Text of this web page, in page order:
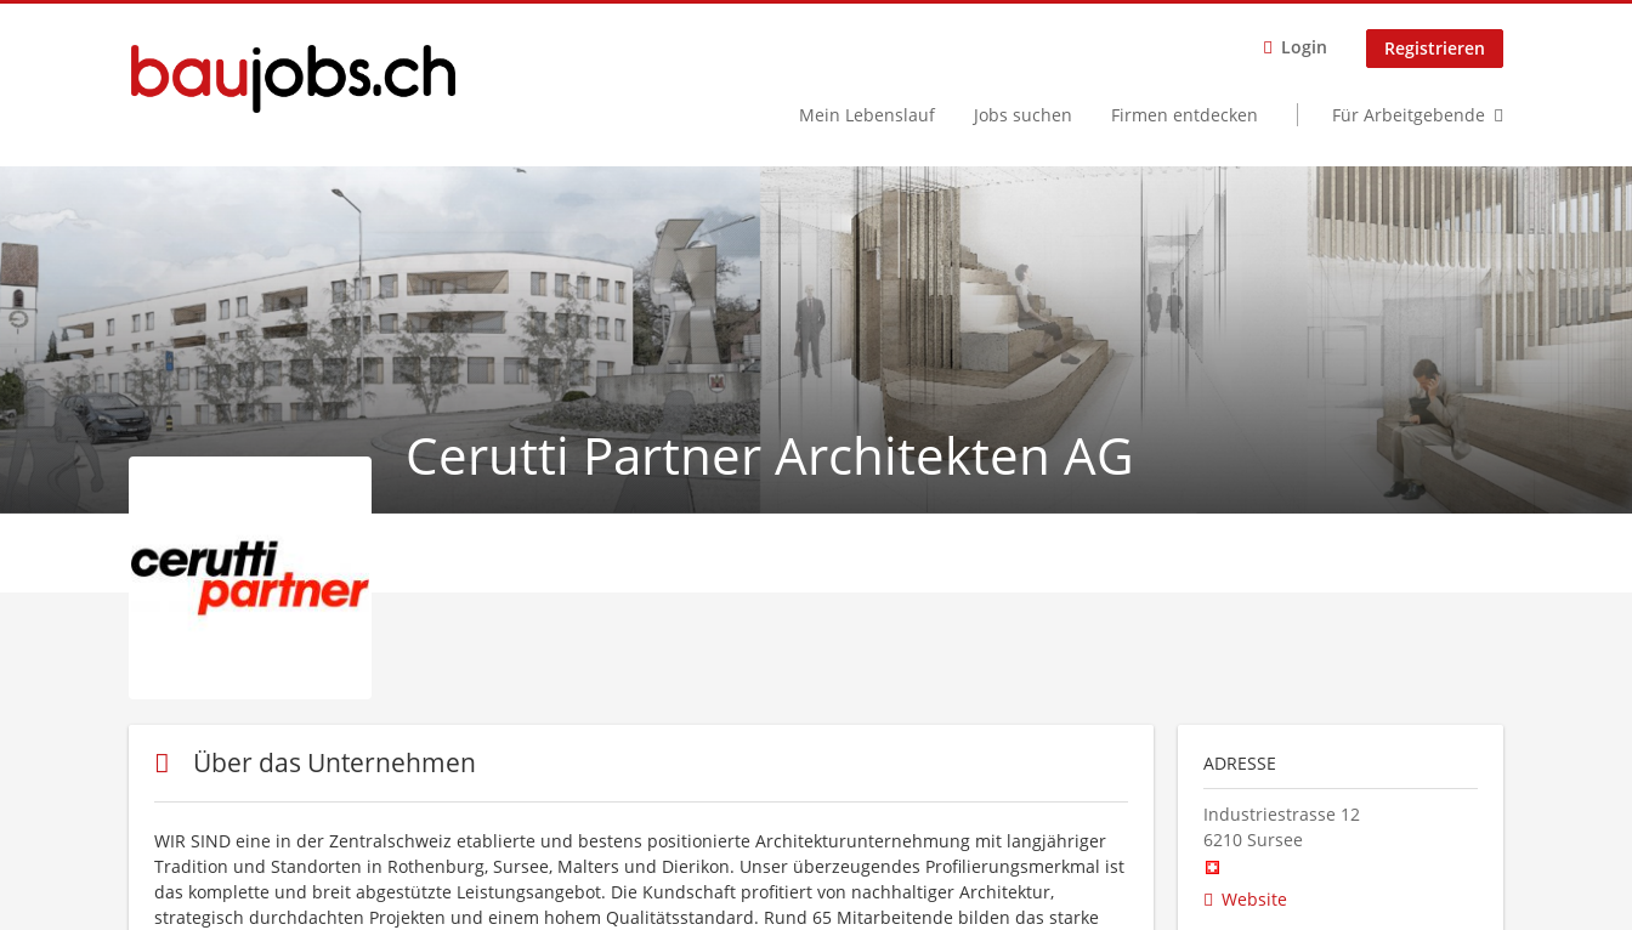
Login Registrieren
Mein Lebenslauf Jobs suchen Firmen entdecken Für Arbeitgebende
Cerutti Partner Architekten AG
Über das Unternehmen
WIR SIND eine in der Zentralschweiz etablierte und bestens positionierte Architekturunternehmung mit langjähriger
Tradition und Standorten in Rothenburg, Sursee, Malters und Dierikon. Unser überzeugendes Profilierungsmerkmal ist
das komplette und breit abgestützte Leistungsangebot. Die Kundschaft profitiert von nachhaltiger Architektur,
strategisch durchdachten Projekten und einem hohem Qualitätsstandard. Rund 65 Mitarbeitende bilden das starke
ADRESSE
Industriestrasse 12
6210 Sursee
Website